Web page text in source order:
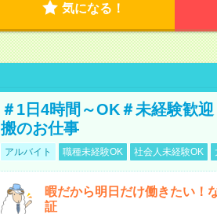
気になる！
＃1日4時間～OK＃未経験歓
搬のお仕事
アルバイト 職種未経験OK 社会人未経験OK
暇だから明日だけ働きたい！
証